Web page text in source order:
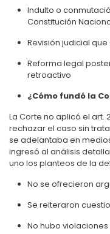
Indulto o
Constitución
Revisión judicial
Reforma legal
retroactivo
¿Cómo fundó la
La Corte no aplicó el art.
rechazar el caso sin
se adelantaba en
ingresó al análisis
uno los planteos de la
No se ofrecieron
Se reiteraron
No hubo